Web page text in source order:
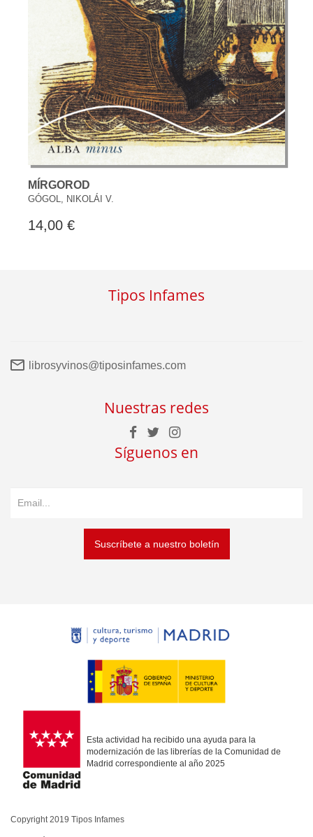
MÍRGOROD
GÓGOL, NIKOLÁI V.
14,00 €
Tipos Infames
librosyvinos@tiposinfames.com
Nuestras redes
Síguenos en
Suscríbete a nuestro boletín
Esta actividad ha recibido una ayuda para la
modernización de las librerías de la Comunidad de
Madrid correspondiente al año 2025
Copyright 2019 Tipos Infames